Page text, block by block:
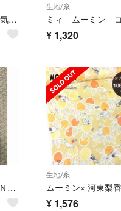
ムーミン× 河東梨香 気ままな午後 ダブルガーゼ #イエロー 幅108*50㎝
生地/糸
¥ 1,320
【新品】ＭＯＯＭＩＮはじめての刺繍(本)
生地/糸
¥ 1,576